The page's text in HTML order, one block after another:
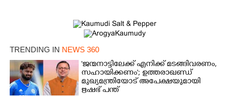
TRENDING IN NEWS 360
'ജന്മനാട്ടിലേക്ക് എനിക്ക് മടങ്ങിവരണം,
സഹായിക്കണം'; ഉത്തരാഖണ്ഡ്
മുഖ്യമന്ത്രിയോട് അപേക്ഷയുമായി
ഋഷഭ് പന്ത്